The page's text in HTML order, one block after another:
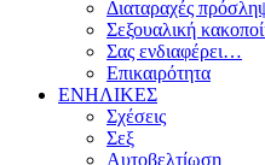
Διαταραχές
Σεξουαλική
Σας ενδιαφέρει…
Επικαιρότητα
ΕΝΗΛΙΚΕΣ
Σχέσεις
Σεξ
Αυτοβελτίωση